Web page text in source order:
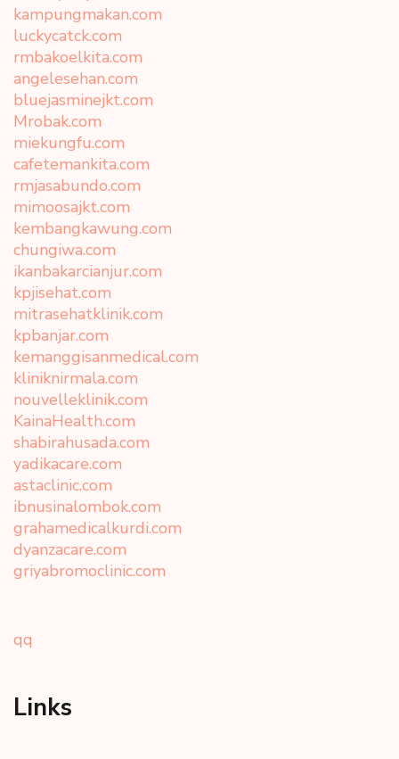
kampungmakan.com
luckycatck.com
rmbakoelkita.com
angelesehan.com
bluejasminejkt.com
Mrobak.com
miekungfu.com
cafetemankita.com
rmjasabundo.com
mimoosajkt.com
kembangkawung.com
chungiwa.com
ikanbakarcianjur.com
kpjisehat.com
mitrasehatklinik.com
kpbanjar.com
kemanggisanmedical.com
kliniknirmala.com
nouvelleklinik.com
KainaHealth.com
shabirahusada.com
yadikacare.com
astaclinic.com
ibnusinalombok.com
grahamedicalkurdi.com
dyanzacare.com
griyabromoclinic.com
qq
Links